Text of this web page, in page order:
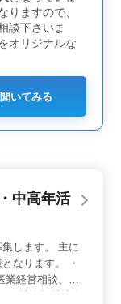
は、雇用保
た基本的な社
とができま
ため、長期的
っています。
用と福利厚生
りますので、
談下さいま
オリジナルな
いてみる
中高年活
します。 主に
なります。 ・
経営相談、相
・社会福祉法人